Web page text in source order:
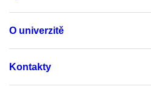
O univerzitě
Kontakty